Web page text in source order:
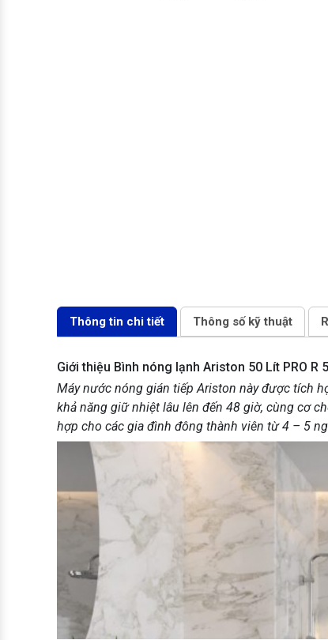
Thông tin chi tiết Thông số kỹ thuật
Giới thiệu Bình nóng lạnh Ariston 50 Lít PRO R
Máy nước nóng gián tiếp Ariston này được tích
khả năng giữ nhiệt lâu lên đến 48 giờ, cùng cơ
hợp cho các gia đình đông thành viên từ 4 – 5